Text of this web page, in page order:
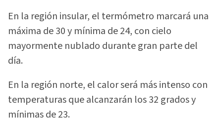
En la región insular, el termómetro marcará una
máxima de 30 y mínima de 24, con cielo
mayormente nublado durante gran parte del
día.
En la región norte, el calor será más intenso con
temperaturas que alcanzarán los 32 grados y
mínimas de 23.